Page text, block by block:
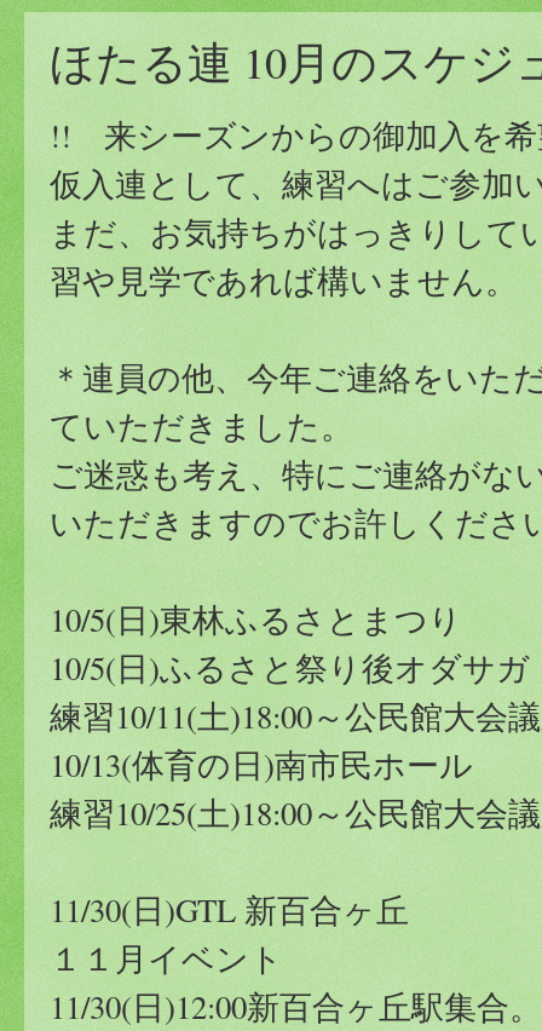
ほたる連 10月のスケジ
!! 来シーズンからの御加入を
仮入連として、練習へはご参加
まだ、お気持ちがはっきりして
習や見学であれば構いません。
＊連員の他、今年ご連絡をいた
ていただきました。
ご迷惑も考え、特にご連絡がな
いただきますのでお許しくださ
10/5(日)東林ふるさとまつり
10/5(日)ふるさと祭り後オダサガ
練習10/11(土)18:00～公民館大会
10/13(体育の日)南市民ホール
練習10/25(土)18:00～公民館大会
11/30(日)GTL 新百合ヶ丘
１１月イベント
11/30(日)12:00新百合ヶ丘駅集